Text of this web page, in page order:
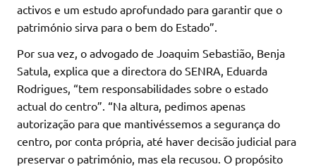
activos e um estudo aprofundado para garantir que o
património sirva para o bem do Estado”.
Por sua vez, o advogado de Joaquim Sebastião, Benja
Satula, explica que a directora do SENRA, Eduarda
Rodrigues, “tem responsabilidades sobre o estado
actual do centro”. “Na altura, pedimos apenas
autorização para que mantivéssemos a segurança do
centro, por conta própria, até haver decisão judicial para
preservar o património, mas ela recusou. O propósito